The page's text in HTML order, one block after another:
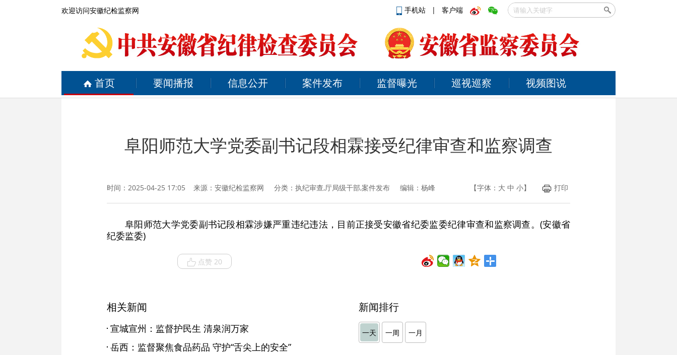
欢迎访问安徽纪检监察网 手机站 | 客户端
首页 要闻播报 信息公开 案件发布 监督曝光 巡视巡察 视频图说
阜阳师范大学党委副书记段相霖接受纪律审查和监察调查
时间：2025-04-25 17:05 来源： 安徽纪检监察网 分类：执纪审查,厅局级干部,案件发布 编辑：杨峰 【字体： 大 中 小】 打印
阜阳师范大学党委副书记段相霖涉嫌严重违纪违法，目前正接受安徽省纪委监委纪律审查和监察调查。(安徽省
纪委监委)
点赞 20
相关新闻
宣城宣州：监督护民生 清泉润万家
岳西：监督聚焦食品药品 守护“舌尖上的安全”
新闻排行
一天 一周 一月